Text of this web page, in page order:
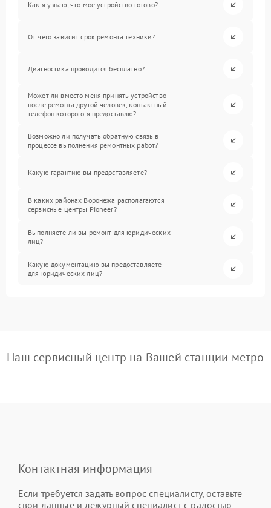
Как я узнаю, что мое устройство готово?
От чего зависит срок ремонта техники?
Диагностика проводится бесплатно?
Может ли вместо меня принять устройство
после ремонта другой человек, контактный
телефон которого я предоставлю?
Возможно ли получать обратную связь в
процессе выполнения ремонтных работ?
Какую гарантию вы предоставляете?
В каких районах Воронежа располагаются
сервисные центры Pioneer?
Выполняете ли вы ремонт для юридических
лиц?
Какую документацию вы предоставляете
для юридических лиц?
Наш сервисный центр на Вашей станции метро
Контактная информация
Если требуется задать вопрос специалисту, оставьте
свои данные и дежурный специалист с радостью